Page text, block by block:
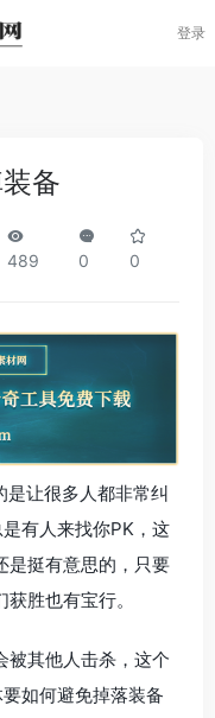
登录
备
489 0 0
让很多人都非常纠
有人来找你PK，这
是挺有意思的，只要
胜也有宝行。
被其他人击杀，这个
如何避免掉落装备